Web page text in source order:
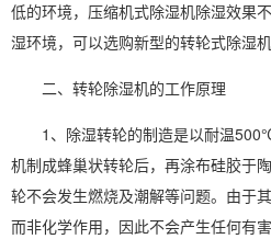
低的环境，压缩机式除湿机除湿效果
湿环境，可以选购新型的转轮式除湿机
二、 转轮除湿机的工作原理
1、除湿转轮的制造是以耐温
机制成蜂巢状转轮后，再涂布硅胶于
轮不会发生燃烧及潮解等问题。由于
而非化学作用，因此不会产生任何有害